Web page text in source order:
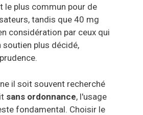
le plus commun pour de
tandis que 40 mg
considération par ceux qui
soutien plus décidé,
il soit souvent recherché
sans ordonnance, l'usage
fondamental. Choisir le